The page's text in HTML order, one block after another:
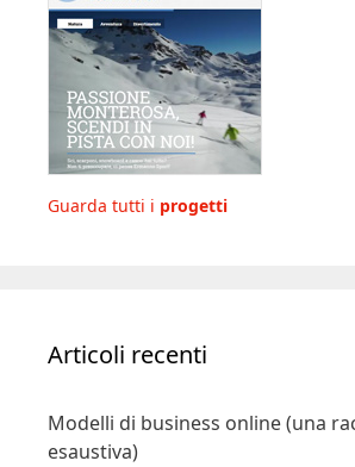
Guarda tutti i progetti
Articoli recenti
Modelli di business online (una
esaustiva)